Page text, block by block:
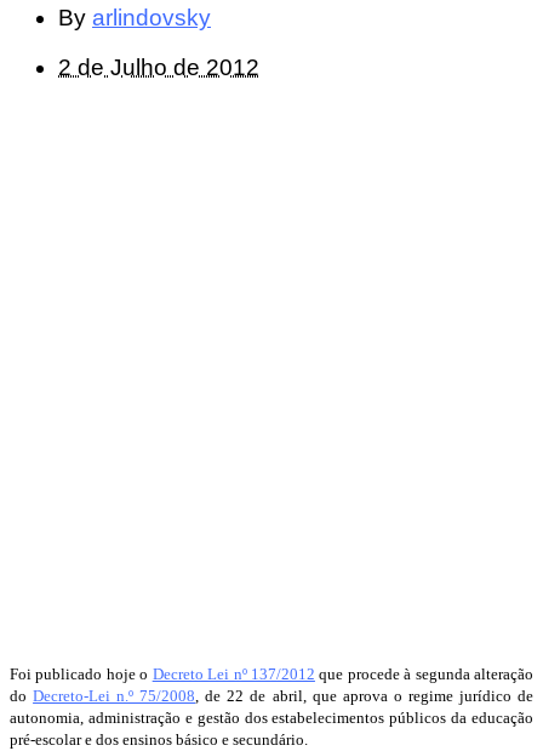
By arlindovsky
2 de Julho de 2012
Foi publicado hoje o Decreto Lei nº 137/2012 que procede à segunda alteração
doDecreto-Lei n.º 75/2008 , de 22 de abril, que aprova o regime jurídico de
autonomia, administração e gestão dos estabelecimentos públicos da educação
pré-escolar e dos ensinos básico e secundário.